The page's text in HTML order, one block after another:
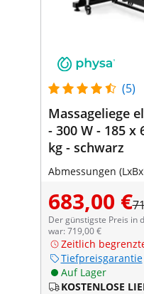
(5)
Massageliege
- 300 W - 185 x
kg - schwarz
Abmessungen
683,00 €
Der günstigste Preis in
war: 719,00 €
Zeitlich
Tiefpreisgarantie
Auf Lager
KOSTENLOSE